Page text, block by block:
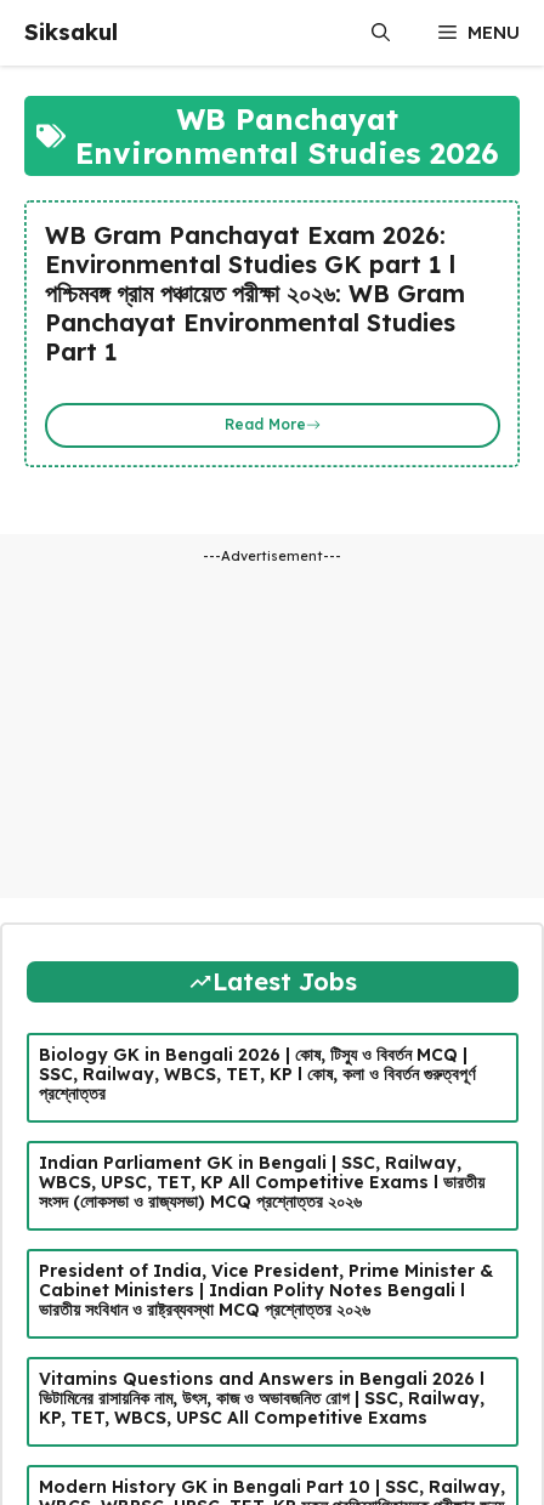
content
Siksakul MENU
WB Panchayat
Environmental Studies 2026
WB Gram Panchayat Exam 2026:
Environmental Studies GK part 1 l
পশ্চিমবঙ্গ গ্রাম পঞ্চায়েত পরীক্ষা ২০২৬: WB Gram
Panchayat Environmental Studies
Part 1
Read More
---Advertisement---
Latest Jobs
Biology GK in Bengali 2026 | কোষ, টিস্যু ও বিবর্তন MCQ |
SSC, Railway, WBCS, TET, KP l কোষ, কলা ও বিবর্তন গুরুত্বপূর্ণ
প্রশ্নোত্তর
Indian Parliament GK in Bengali | SSC, Railway,
WBCS, UPSC, TET, KP All Competitive Exams l ভারতীয়
সংসদ (লোকসভা ও রাজ্যসভা) MCQ প্রশ্নোত্তর ২০২৬
President of India, Vice President, Prime Minister &
Cabinet Ministers | Indian Polity Notes Bengali l
ভারতীয় সংবিধান ও রাষ্ট্রব্যবস্থা MCQ প্রশ্নোত্তর ২০২৬
Vitamins Questions and Answers in Bengali 2026 l
ভিটামিনের রাসায়নিক নাম, উৎস, কাজ ও অভাবজনিত রোগ | SSC, Railway,
KP, TET, WBCS, UPSC All Competitive Exams
Modern History GK in Bengali Part 10 | SSC, Railway,